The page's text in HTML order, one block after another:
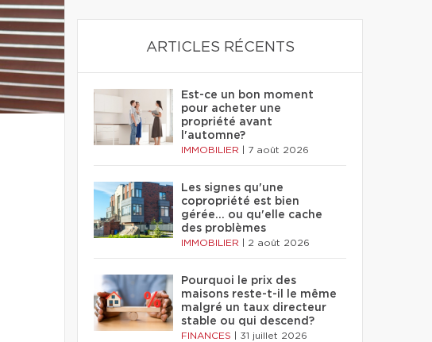
ARTICLES RÉCENTS
Est-ce un bon moment
pour acheter une
propriété avant
l'automne?
IMMOBILIER 7 août 2026
Les signes qu'une
copropriété est bien
gérée… ou qu'elle cache
des problèmes
IMMOBILIER 2 août 2026
Pourquoi le prix des
maisons reste-t-il le même
malgré un taux directeur
stable ou qui descend?
FINANCES 31 juillet 2026